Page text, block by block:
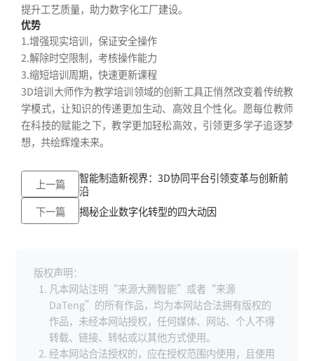
提升工艺质量，助力数字化工厂建设。
优势
1.增强现实培训，保证安全操作
2.解除时空限制，考核操作能力
3.缩短培训周期，快速更新课程
3D培训大师作为教学培训领域的创新工具正悄然改变着传统教
学模式，让知识的传递更加生动、高效且个性化。愿每位教师
在科技的赋能之下，教学更加轻松高效，引领更多学子追逐梦
想，共绘辉煌未来。
上一篇
智能制造新视界：3D协同平台引领变革与创新前
沿
下一篇
揭秘企业数字化转型的四大动因
版权声明：
凡本网站注明“来源大腾智能”或者“来源
DaTeng”的所有作品，均为本网站合法拥有版权的
作品，未经本网站授权，任何媒体、网站、个人不得
转载、链接、转帖或以其他方式使用。
经本网站合法授权的，应在授权范围内使用，且使用